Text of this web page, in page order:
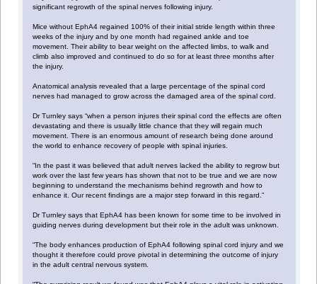
significant regrowth of the spinal nerves following injury.
Mice without EphA4 regained 100% of their initial stride length within three
weeks of the injury and by one month had regained ankle and toe
movement. Their ability to bear weight on the affected limbs, to walk and
climb also improved and continued to do so for at least three months after
the injury.
Anatomical analysis revealed that a large percentage of the spinal cord
nerves had managed to grow across the damaged area of the spinal cord.
Dr Turnley says “when a person injures their spinal cord the effects are often
devastating and there is usually little chance that they will regain much
movement. There is an enormous amount of research being done around
the world to enhance recovery of people with spinal injuries.
“In the past it was believed that adult nerves lacked the ability to regrow but
work over the last few years has shown that not to be true and we are now
beginning to understand the mechanisms behind regrowth and how to
enhance it. Our recent findings are a major step forward in this regard.”
Dr Turnley says that EphA4 has been known for some time to be involved in
guiding nerves during development but their role in the adult was unknown.
“The body enhances production of EphA4 following spinal cord injury and we
thought it therefore could prove pivotal in determining the outcome of injury
in the adult central nervous system.